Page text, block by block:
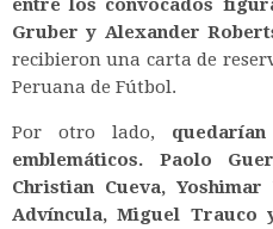
entre los convocados
Gruber y Alexander
recibieron una carta de
Peruana de Fútbol.
Por otro lado,
emblemáticos. Paolo
Christian Cueva,
Advíncula, Miguel